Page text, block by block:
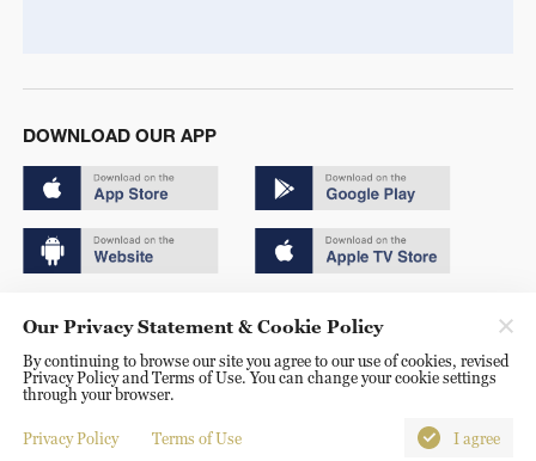
DOWNLOAD OUR APP
京ICP备20000184号
京公网安备 11010502050052号
Disinformation report hotline: 010-85061466
Our Privacy Statement & Cookie Policy
By continuing to browse our site you agree to our use of cookies, revised
Privacy Policy and Terms of Use. You can change your cookie settings
through your browser.
Privacy Policy Terms of Use I agree